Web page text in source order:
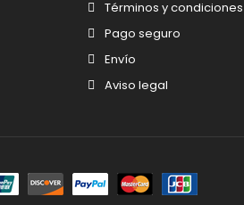
Términos y condiciones
Pago seguro
Envío
Aviso legal